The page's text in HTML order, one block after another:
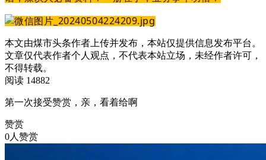
本文由煤市头条作者上传并发布，本站仅提供信息发布平台。
文章仅代表作者个人观点，不代表本站立场，未经作者许可，
不得转载。
阅读 14882
第一次接受赞赏，亲，看着给啊
赞赏
0人赞赏